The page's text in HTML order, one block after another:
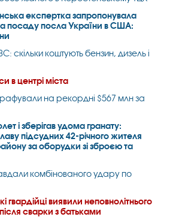
експертка запропонувала
посаду посла України в США:
скільки коштують бензин, дизель і
в центрі міста
на рекордні $567 млн за
і зберігав удома гранату:
підсудних 42-річного жителя
за оборудки зі зброєю та
комбінованого удару по
гвардійці виявили неповнолітнього
сварки з батьками